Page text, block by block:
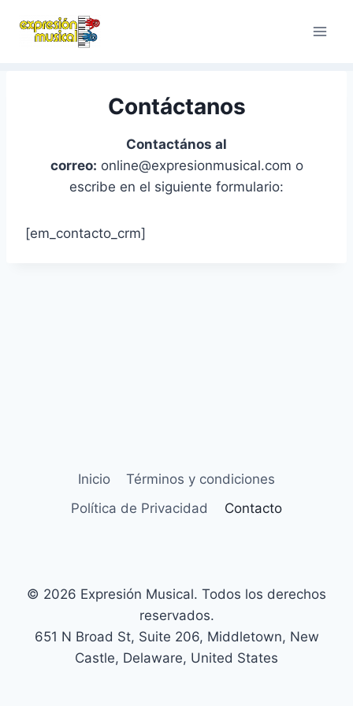
Contáctanos
Contactános al
correo: online@expresionmusical.com o
escribe en el siguiente formulario:
[em_contacto_crm]
Inicio
Términos y condiciones
Política de Privacidad
Contacto
© 2026 Expresión Musical. Todos los derechos
reservados.
651 N Broad St, Suite 206, Middletown, New
Castle, Delaware, United States